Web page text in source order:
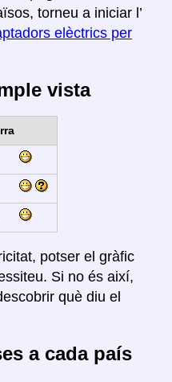
torneu a iniciar l’
elèctrics per
vista
potser el gràfic
Si no és així,
què diu el
a cada país